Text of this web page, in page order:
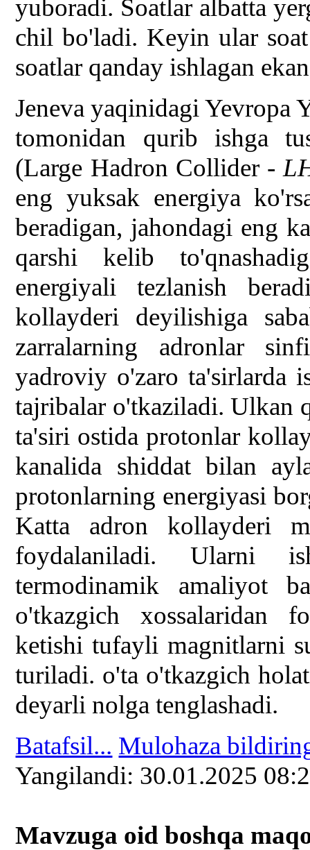
yuboradi. Soatlar albatta
chil bo'ladi. Keyin ular
soatlar qanday ishlagan
Jeneva yaqinidagi Yevropa
tomonidan qurib ishga
(Large Hadron Collider -
eng yuksak energiya
beradigan, jahondagi eng
qarshi kelib
energiyali tezlanish
kollayderi deyilishiga
zarralarning adronlar
yadroviy o'zaro ta'sirlarda
tajribalar o'tkaziladi. Ulkan
ta'siri ostida protonlar
kanalida shiddat bilan
protonlarning energiyasi
Katta adron kollayderi
foydalaniladi. Ularni
termodinamik amaliyot
o'tkazgich xossalaridan
ketishi tufayli magnitlarni
turiladi. o'ta o'tkazgich
deyarli nolga tenglashadi.
Batafsil... Mulohaza
Yangilаndi: 30.01.2025
Mavzuga oid boshqa